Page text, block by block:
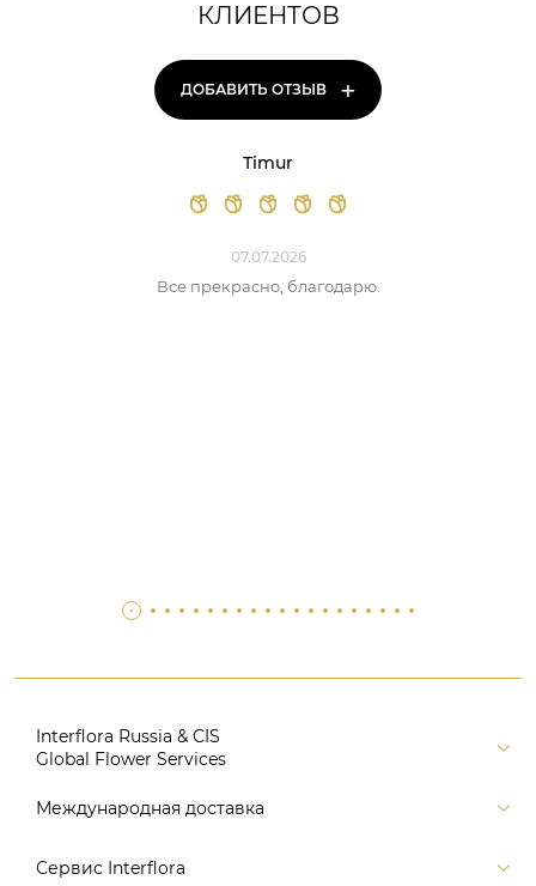
КЛИЕНТОВ
ДОБАВИТЬ ОТЗЫВ +
Timur
07.07.2026
Все прекрасно, благодарю.
Interflora Russia & CIS
Global Flower Services
Версия для печати
Поиск
Международная доставка
Россия
Сервис Interflora